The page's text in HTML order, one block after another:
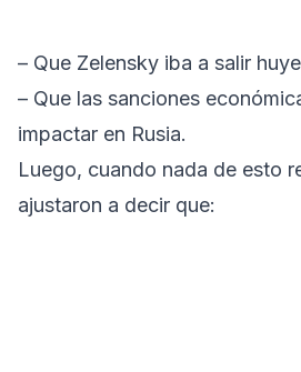
– Que Zelensky iba a salir
– Que las sanciones
impactar en Rusia.
Luego, cuando nada de esto
ajustaron a decir que: